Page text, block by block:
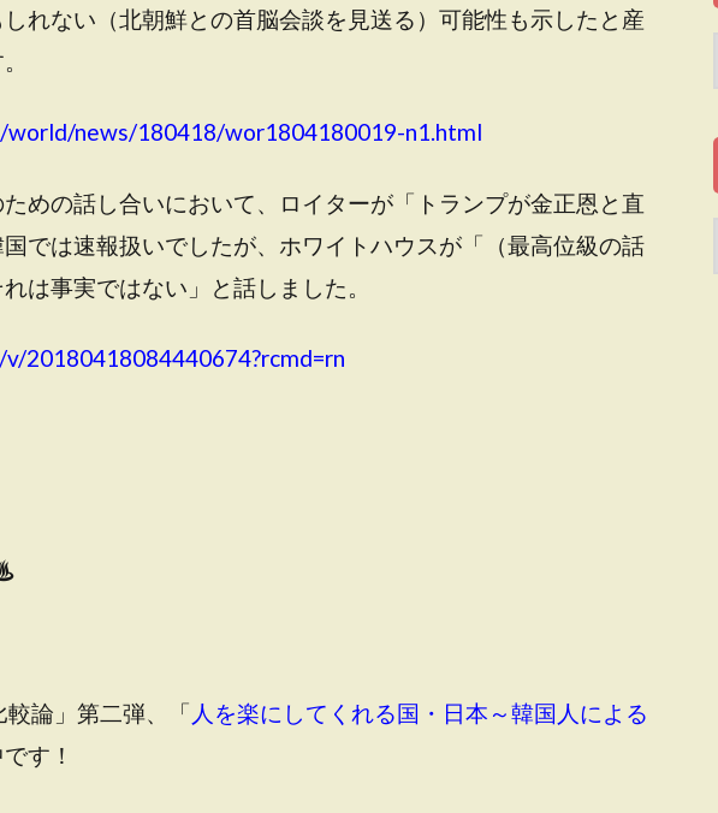
れない（北朝鮮との首脳会談を見送る）可能性も示したと産
world/news/180418/wor1804180019-n1.html
めの話し合いにおいて、ロイターが「トランプが金正恩と直
では速報扱いでしたが、ホワイトハウスが「（最高位級の話
は事実ではない」と話しました。
20180418084440674?rcmd=rn
較論」第二弾、「 人を楽にしてくれる国・日本～韓国人による
す！